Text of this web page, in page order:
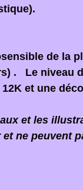
de la
. Le niveau
et une
et les
ne peuvent